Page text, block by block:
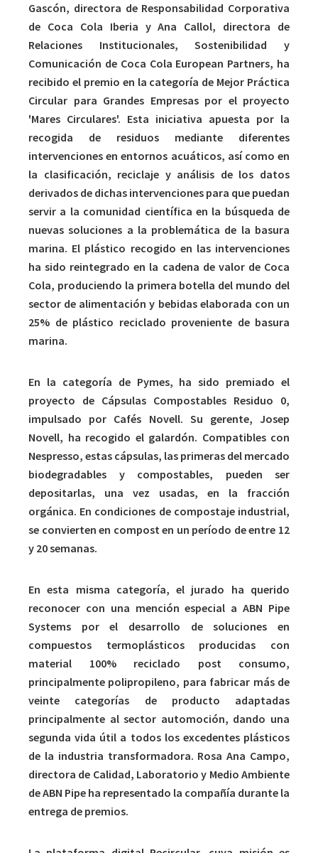
Gascón, directora de Responsabilidad Corporativa
de Coca Cola Iberia y Ana Callol, directora de
Relaciones Institucionales, Sostenibilidad y
Comunicación de Coca Cola European Partners, ha
recibido el premio en la categoría de Mejor Práctica
Circular para Grandes Empresas por el proyecto
'Mares Circulares'. Esta iniciativa apuesta por la
recogida de residuos mediante diferentes
intervenciones en entornos acuáticos, así como en
la clasificación, reciclaje y análisis de los datos
derivados de dichas intervenciones para que puedan
servir a la comunidad científica en la búsqueda de
nuevas soluciones a la problemática de la basura
marina. El plástico recogido en las intervenciones
ha sido reintegrado en la cadena de valor de Coca
Cola, produciendo la primera botella del mundo del
sector de alimentación y bebidas elaborada con un
25% de plástico reciclado proveniente de basura
marina.
En la categoría de Pymes, ha sido premiado el
proyecto de Cápsulas Compostables Residuo 0,
impulsado por Cafés Novell. Su gerente, Josep
Novell, ha recogido el galardón. Compatibles con
Nespresso, estas cápsulas, las primeras del mercado
biodegradables y compostables, pueden ser
depositarlas, una vez usadas, en la fracción
orgánica. En condiciones de compostaje industrial,
se convierten en compost en un período de entre 12
y 20 semanas.
En esta misma categoría, el jurado ha querido
reconocer con una mención especial a ABN Pipe
Systems por el desarrollo de soluciones en
compuestos termoplásticos producidas con
material 100% reciclado post consumo,
principalmente polipropileno, para fabricar más de
veinte categorías de producto adaptadas
principalmente al sector automoción, dando una
segunda vida útil a todos los excedentes plásticos
de la industria transformadora. Rosa Ana Campo,
directora de Calidad, Laboratorio y Medio Ambiente
de ABN Pipe ha representado la compañía durante la
entrega de premios.